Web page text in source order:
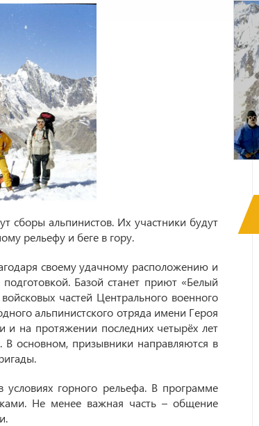
сборы альпинистов. Их участники будут
рельефу и беге в гору.
своему удачному расположению и
Базой станет приют «Белый
частей Центрального военного
альпинистского отряда имени Героя
на протяжении последних четырёх лет
В основном, призывники направляются в
горного рельефа. В программе
Не менее важная часть – общение